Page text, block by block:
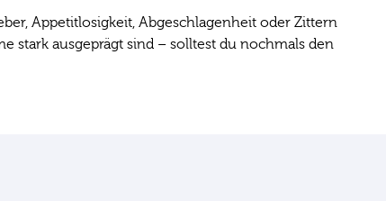
Appetitlosigkeit, Abgeschlagenheit oder Zittern
stark ausgeprägt sind – solltest du nochmals den